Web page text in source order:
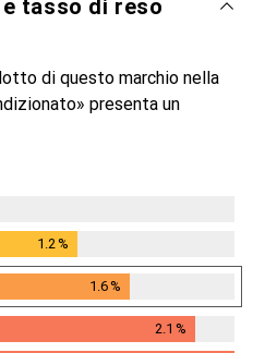
tasso di reso
di questo marchio nella
presenta un
1.2 %
1.6%
2.1 %